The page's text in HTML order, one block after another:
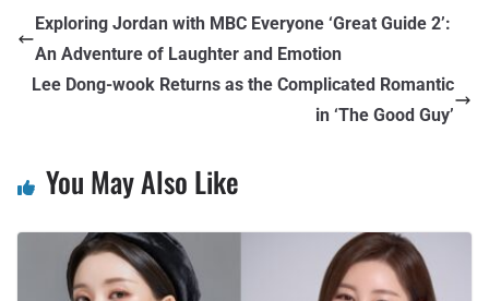
Exploring Jordan with MBC Everyone ‘Great Guide 2’:
An Adventure of Laughter and Emotion
Lee Dong-wook Returns as the Complicated Romantic
in ‘The Good Guy’
You May Also Like